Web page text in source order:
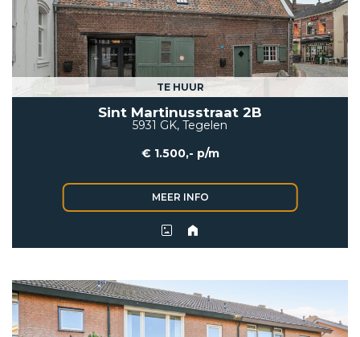
VETEBE LINKEDIN
MOVE.NL
TE HUUR
Sint Martinusstraat 2B
5931 GK, Tegelen
€ 1.500,- p/m